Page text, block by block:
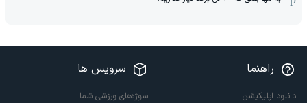
راهنما
دانلود اپلیکیشن
سرویس ها
سوژه‌های ورزشی شما